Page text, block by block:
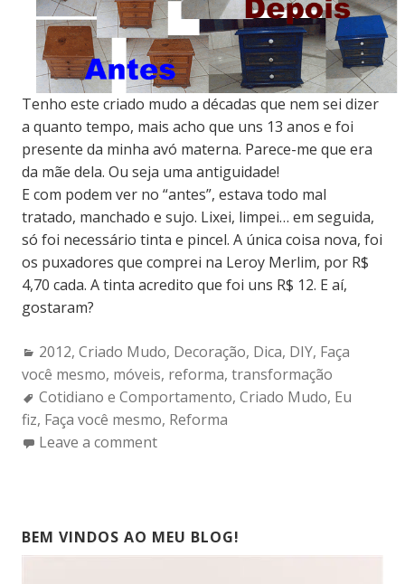
Tenho este criado mudo a décadas que nem sei dizer
a quanto tempo, mais acho que uns 13 anos e foi
presente da minha avó materna. Parece-me que era
da mãe dela. Ou seja uma antiguidade!
E com podem ver no “antes”, estava todo mal
tratado, manchado e sujo. Lixei, limpei… em seguida,
só foi necessário tinta e pincel. A única coisa nova, foi
os puxadores que comprei na Leroy Merlim, por R$
4,70 cada. A tinta acredito que foi uns R$ 12. E aí,
gostaram?
Categories:
2012, Criado Mudo, Decoração, Dica, DIY, Faça
você mesmo, móveis, reforma, transformação
Tags:
Cotidiano e Comportamento, Criado Mudo, Eu
fiz, Faça você mesmo, Reforma
Leave a comment
BEM VINDOS AO MEU BLOG!